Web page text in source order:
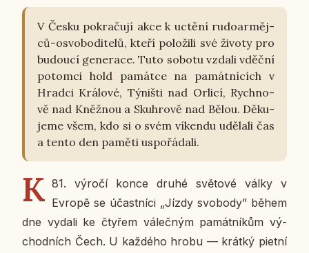
V Česku po­kra­ču­jí akce k uctění ru­do­ar­měj­
ců-osvo­bo­di­te­lů, kteří po­lo­ži­li své životy pro
bu­dou­cí ge­ne­ra­ce. Tuto sobotu vzdali vděční
po­tom­ci hold pa­mát­ce na pa­mát­ní­cích v
Hradci Krá­lo­vé, Týniš­ti nad Orlicí, Rych­no­
vě nad Kněž­nou a Skuhro­vě nad Bělou. Dě­ku­
je­me všem, kdo si o svém ví­ken­du udě­la­li čas
a tento den paměti uspo­řá­da­li.
K 81. výročí konce druhé svě­to­vé války v
Evropě se účast­ní­ci „Jízdy svo­bo­dy” během
dne vydali ke čtyřem vá­leč­ným pa­mát­ní­kům vý­
chod­ních Čech. U kaž­dé­ho hrobu — krátký pietní